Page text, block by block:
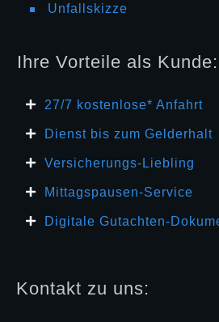
Unfallskizze
Ihre Vorteile als Kunde:
27/7 kosten lose* Anfahrt
Dienst bis zum Gelderhalt
Versicherungs-Liebling
Mittagspausen-Service
Digitale Gutachten-
Kontakt zu uns: